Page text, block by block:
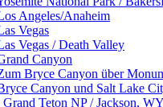
Angeles/Anaheim
Vegas
Vegas / Death Valley
Canyon
Bryce Canyon über
Canyon und Salt Lake
Grand Teton NP / Jackson, WY